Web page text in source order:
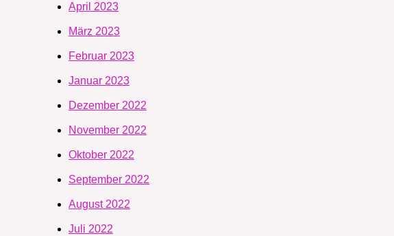
April 2023
März 2023
Februar 2023
Januar 2023
Dezember 2022
November 2022
Oktober 2022
September 2022
August 2022
Juli 2022